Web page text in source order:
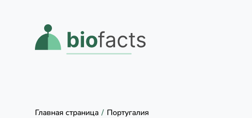
Главная страница Португалия